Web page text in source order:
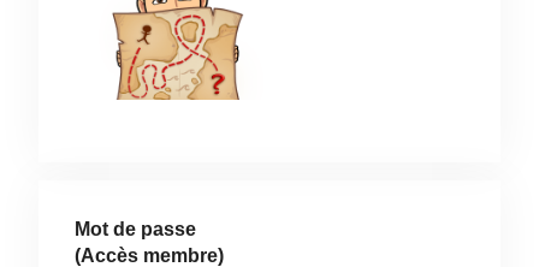
Mot de passe
(Accès membre)